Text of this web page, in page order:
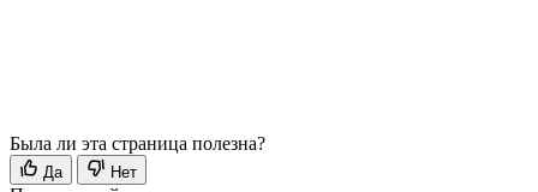
Была ли эта страница полезна?
Да Нет